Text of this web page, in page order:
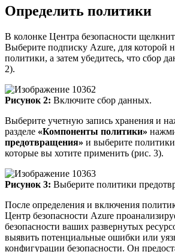
Определить политики
В колонке Центра безопасности
Выберите подписку Azure, для которой
политики, а затем убедитесь, что сбор
2).
Рисунок 2: Включите сбор данных.
Выберите учетную запись хранения и
разделе «Компоненты политики»
предотвращения» и выберите политики
которые вы хотите применить (рис. 3).
Рисунок 3: Выберите политики
После определения и включения
Центр безопасности Azure
безопасности ваших развернутых
выявить потенциальные ошибки или
конфигурации безопасности. Он